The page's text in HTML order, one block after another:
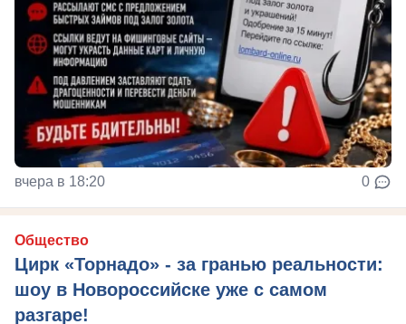
вчера в 18:20 0
Общество
Цирк «Торнадо» - за гранью реальности:
шоу в Новороссийске уже с самом
разгаре!